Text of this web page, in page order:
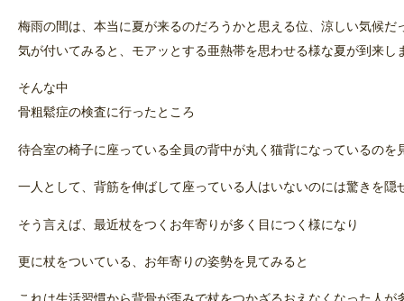
梅雨の間は、本当に夏が来るのだろうかと思える位、涼しい気候だ
気が付いてみると、モアッとする亜熱帯を思わせる様な夏が到来し
そんな中
骨粗鬆症の検査に行ったところ
待合室の椅子に座っている全員の背中が丸く猫背になっているのを
一人として、背筋を伸ばして座っている人はいないのには驚きを隠
そう言えば、最近杖をつくお年寄りが多く目につく様になり
更に杖をついている、お年寄りの姿勢を見てみると